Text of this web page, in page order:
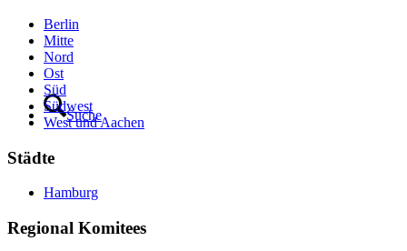
Suche
Berlin
Mitte
Nord
Ost
Süd
Südwest
West und Aachen
Städte
Hamburg
Regional Komitees